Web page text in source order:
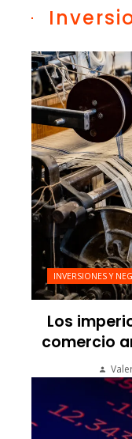
INVERSIONES Y
Los
comercio